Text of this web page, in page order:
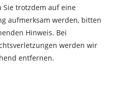
Sie trotzdem auf eine
aufmerksam werden, bitten
Hinweis. Bei
werden wir
entfernen.